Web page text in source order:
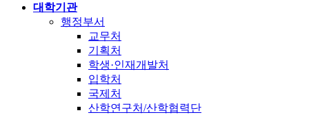
대학기관
행정부서
교무처
기획처
학생·인재개발처
입학처
국제처
산학연구처/산학협력단